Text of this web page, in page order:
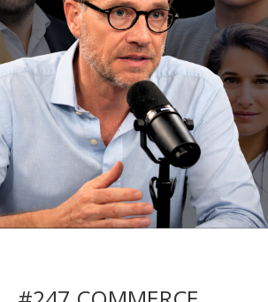
Revue de presse